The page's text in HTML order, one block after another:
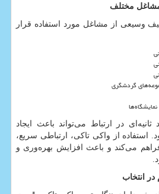
مشاغل مختلف
وسیعی از مشاغل مورد استفاده قرار
گردشگری
در ارتباط می‌تواند باعث ایجاد
از واکی تاکی، ارتباطی سریع،
می‌کند و باعث افزایش بهره‌وری و
در انتخاب